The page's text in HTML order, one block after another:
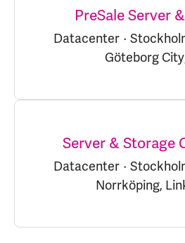
PreSale Server
Datacenter ·
Göteborg
Server & Storage
Datacenter ·
Norrköping,